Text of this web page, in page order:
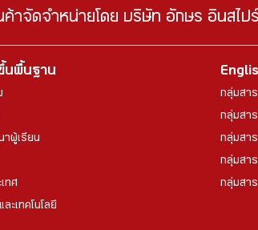
ค้าจัดจำหน่ายโดย บริษัท อักษร อินสไ
นพื้นฐาน
ผู้เรียน
ทศ
ะเทคโนโลยี
กลุ่มสา
กลุ่มสาร
กลุ่มสา
กลุ่มสา
กลุ่มสาร